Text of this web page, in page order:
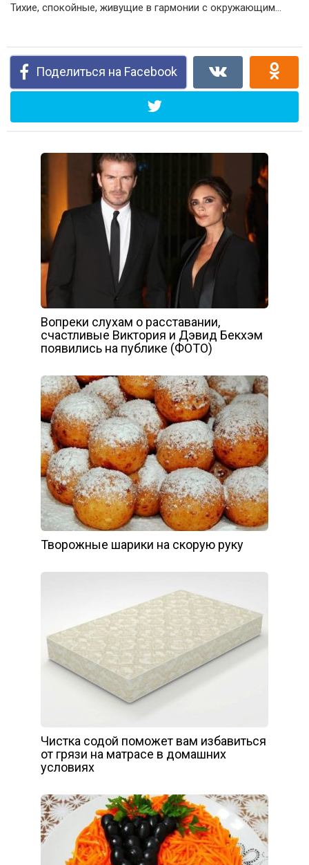
Тихие, спокойные, живущие в гармонии с окружающим…
Поделиться на Facebook
Вопреки слухам о расставании,
счастливые Виктория и Дэвид Бекхэм
появились на публике (ФОТО)
Творожные шарики на скорую руку
Чистка содой поможет вам избавиться
от грязи на матрасе в домашних
условиях